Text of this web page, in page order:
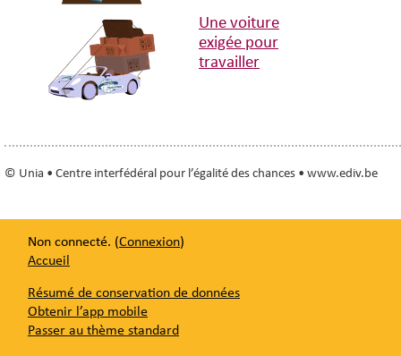
Une voiture
exigée pour
travailler
© Unia • Centre interfédéral pour l’égalité des chances • www.ediv.be
Non connecté. (Connexion)
Accueil
Résumé de conservation de données
Obtenir l’app mobile
Passer au thème standard